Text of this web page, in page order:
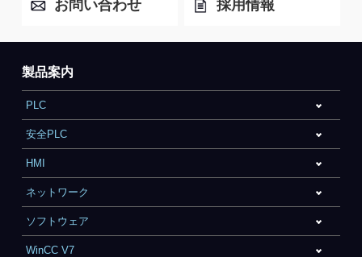
お問い合わせ 採用情報
製品案内
PLC
安全PLC
HMI
ネットワーク
ソフトウェア
WinCC V7